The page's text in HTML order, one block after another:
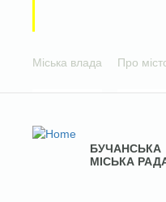
Міська влада Про
БУЧАНСЬКА
МІСЬКА